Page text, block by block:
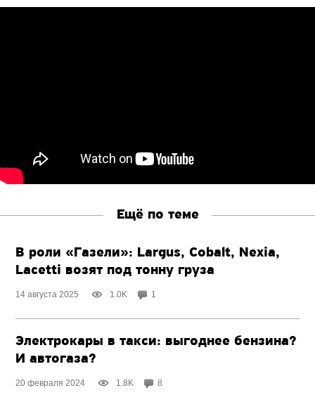
Ещё по теме
В роли «Газели»: Largus, Cobalt, Nexia,
Lacetti возят под тонну груза
14 августа 2025 1.0K 1
Электрокары в такси: выгоднее бензина?
И автогаза?
20 февраля 2024 1.8K 8